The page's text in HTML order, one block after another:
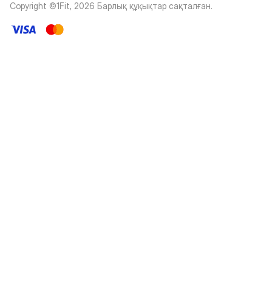
Copyright ©1Fit, 2026 Барлық құқықтар сақталған.